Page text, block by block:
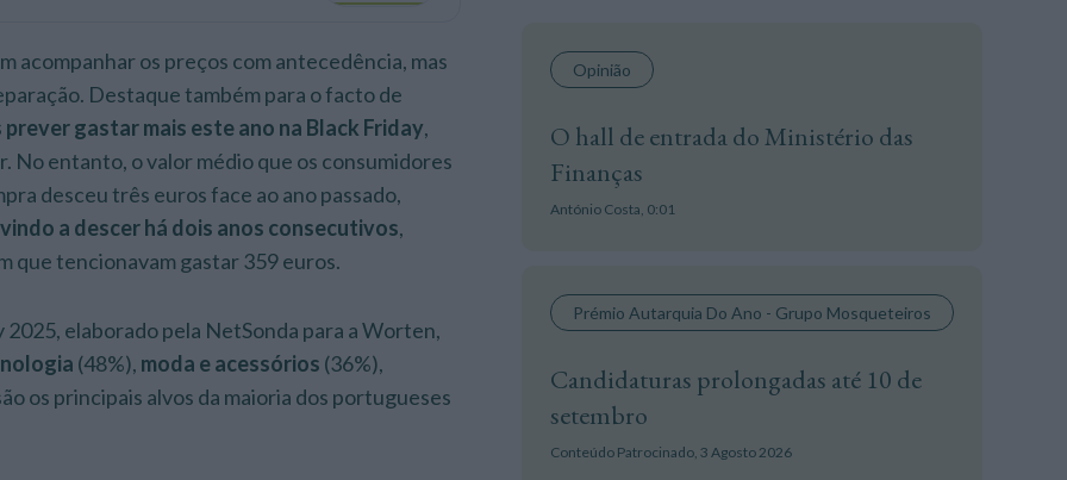
acompanhar os preços com antecedência, mas
Destaque também para o facto de
gastar mais este ano na Black Friday,
No entanto, o valor médio que os consumidores
desceu três euros face ao ano passado,
a descer há dois anos consecutivos,
que tencionavam gastar 359 euros.
elaborado pela NetSonda para a Worten,
(48%), moda e acessórios (36%),
os principais alvos da maioria dos portugueses
Opinião
O hall de entrada do Ministério das
Finanças
António Costa, 0:01
Prémio Autarquia Do Ano - Grupo Mosqueteiros
Candidaturas prolongadas até 10 de
setembro
Conteúdo Patrocinado, 3 Agosto 2026